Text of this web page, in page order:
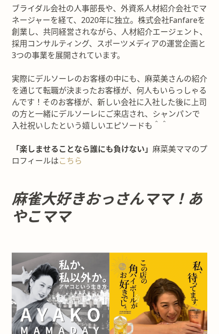
ブライダル会社の人事部長や、外資系人材紹介会社でマ
ネージャーを経て、2020年に独立。株式会社Fanfareを
創業し、共同経営されながら、人材紹介エージェント、
採用コンサルティング、スポーツメディアの運営企画と
3つの事業を展開されています。
実際にデルソーレのお客様の中にも、麻菜美さんの紹介
を通じて転職が決まったお客様が、何人もいらっしゃる
んです！そのお客様が、新しい会社に入社した後に上司
の方と一緒にデルソーレにご来店され、シャンパンで
入社祝いしたという嬉しいエピソードも＾＾
「楽しませることなら誰にも負けない」 麻菜美ママのプ
ロフィールはこちら
麻雀大好きおっさんママ！あ
やこママ